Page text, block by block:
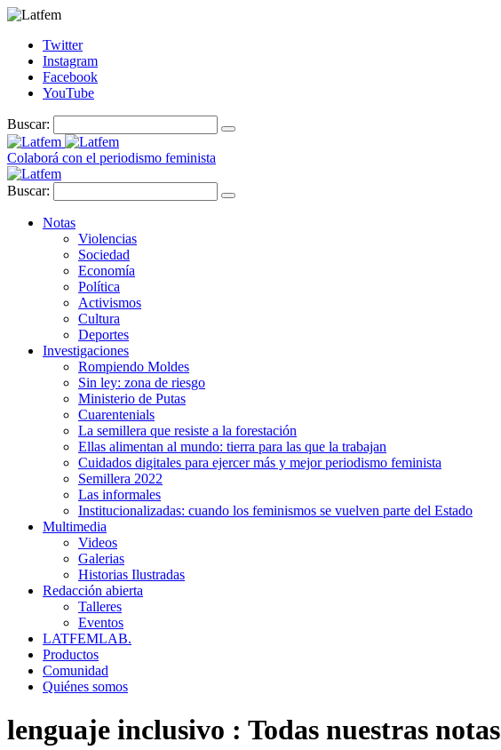
Twitter
Instagram
Facebook
YouTube
Buscar:
Colaborá con el periodismo feminista
Buscar:
Notas
Violencias
Sociedad
Economía
Política
Activismos
Cultura
Deportes
Investigaciones
Rompiendo Moldes
Sin ley: zona de riesgo
Ministerio de Putas
Cuarentenials
La semillera que resiste a la forestación
Ellas alimentan al mundo: tierra para las que la trabajan
Cuidados digitales para ejercer más y mejor periodismo feminista
Semillera 2022
Las informales
Institucionalizadas: cuando los feminismos se vuelven parte del Estado
Multimedia
Videos
Galerias
Historias Ilustradas
Redacción abierta
Talleres
Eventos
LATFEMLAB.
Productos
Comunidad
Quiénes somos
lenguaje inclusivo : Todas nuestras notas